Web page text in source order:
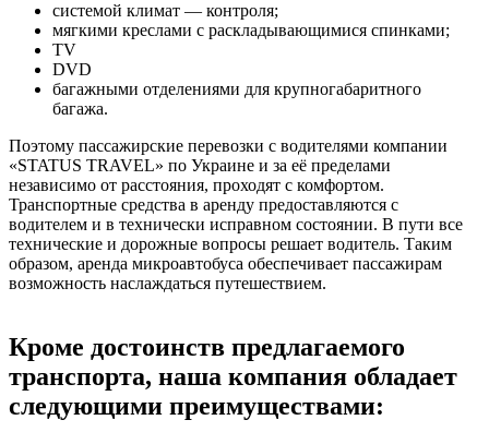
системой климат — контроля;
мягкими креслами с раскладывающимися спинками;
TV
DVD
багажными отделениями для крупногабаритного
багажа.
Поэтому пассажирские перевозки с водителями компании
«STATUS TRAVEL» по Украине и за её пределами
независимо от расстояния, проходят с комфортом.
Транспортные средства в аренду предоставляются с
водителем и в технически исправном состоянии. В пути все
технические и дорожные вопросы решает водитель. Таким
образом, аренда микроавтобуса обеспечивает пассажирам
возможность наслаждаться путешествием.
Кроме достоинств предлагаемого
транспорта, наша компания обладает
следующими преимуществами: